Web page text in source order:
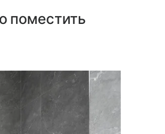
поместить